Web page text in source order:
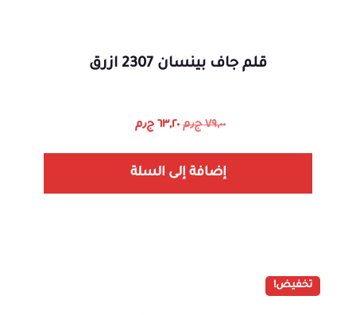
قلم جاف بينسان 2307 ازرق
٧٩,٠٠ ج٫م ٦٣,٢٠ ج٫م
إضافة إلى السلة
تخفيض!